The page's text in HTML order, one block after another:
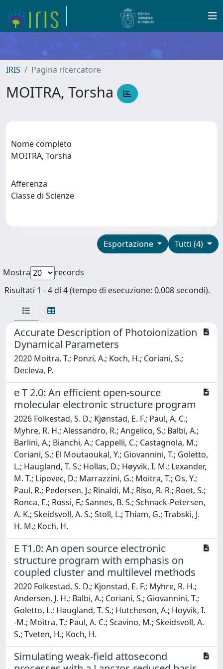
IRIS Pagina ricercatore
MOITRA, Torsha
Nome completo
MOITRA, Torsha
Afferenza
Classe di Scienze
Tutti (4)
Esportazione
Mostra
records
Risultati 1 - 4 di 4 (tempo di esecuzione: 0.008 secondi).
Accurate Description of Photoionization
Dynamical Parameters
2020 Moitra, T.; Ponzi, A.; Koch, H.; Coriani, S.;
Decleva, P.
e T 2.0: An efficient open-source
molecular electronic structure program
2026 Folkestad, S. D.; Kjønstad, E. F.; Paul, A. C.;
Myhre, R. H.; Alessandro, R.; Angelico, S.; Balbi, A.;
Barlini, A.; Bianchi, A.; Cappelli, C.; Castagnola, M.;
Coriani, S.; El Moutaoukal, Y.; Giovannini, T.; Goletto,
L.; Haugland, T. S.; Hollas, D.; Høyvik, I. M.; Lexander,
M. T.; Lipovec, D.; Marrazzini, G.; Moitra, T.; Os, Y.;
Paul, R.; Pedersen, J.; Rinaldi, M.; Riso, R. R.; Roet, S.;
Ronca, E.; Rossi, F.; Sannes, B. S.; Schnack-Petersen,
A. K.; Skeidsvoll, A. S.; Stoll, L.; Thiam, G.; Trabski, J.
H. M.; Koch, H.
E T1.0: An open source electronic
structure program with emphasis on
coupled cluster and multilevel methods
2020 Folkestad, S. D.; Kjonstad, E. F.; Myhre, R. H.;
Andersen, J. H.; Balbi, A.; Coriani, S.; Giovannini, T.;
Goletto, L.; Haugland, T. S.; Hutcheson, A.; Hoyvik, I.
-M.; Moitra, T.; Paul, A. C.; Scavino, M.; Skeidsvoll, A.
S.; Tveten, H.; Koch, H.
Simulating weak-field attosecond